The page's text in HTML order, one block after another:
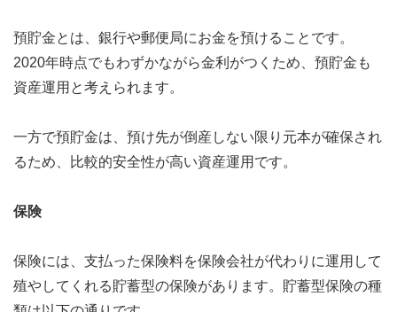
預貯金とは、銀行や郵便局にお金を預けることです。
2020年時点でもわずかながら金利がつくため、預貯金も
資産運用と考えられます。
一方で預貯金は、預け先が倒産しない限り元本が確保され
るため、比較的安全性が高い資産運用です。
保険
保険には、支払った保険料を保険会社が代わりに運用して
殖やしてくれる貯蓄型の保険があります。貯蓄型保険の種